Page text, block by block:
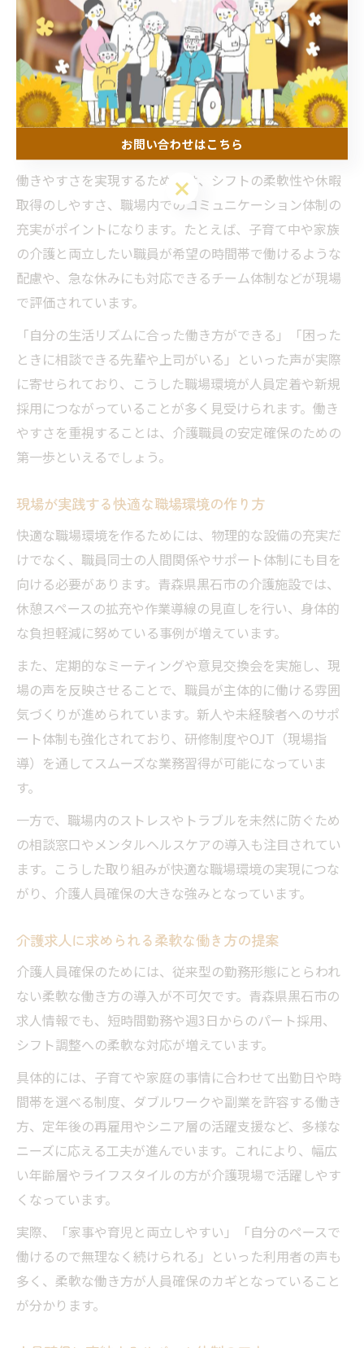
「働きやすさ」の実現です。介護の現場は体力や気配り
を求められるため、職員が安心して長く働き続けられる
環境づくりが不可欠となっています。特に青森県黒石市
のような地域では、高齢化が進み人手不足が深刻化して
いるため、職員の満足度を高める取り組みが求められて
働きやすさを実現するためには、シフトの柔軟性や休暇
取得のしやすさ、職場内でのコミュニケーション体制の
充実がポイントになります。たとえば、子育て中や家族
の介護と両立したい職員が希望の時間帯で働けるような
配慮や、急な休みにも対応できるチーム体制などが現場
で評価されています。
「自分の生活リズムに合った働き方ができる」「困った
ときに相談できる先輩や上司がいる」といった声が実際
に寄せられており、こうした職場環境が人員定着や新規
採用につながっていることが多く見受けられます。働き
やすさを重視することは、介護職員の安定確保のための
第一歩といえるでしょう。
現場が実践する快適な職場環境の作り方
快適な職場環境を作るためには、物理的な設備の充実だ
けでなく、職員同士の人間関係やサポート体制にも目を
向ける必要があります。青森県黒石市の介護施設では、
休憩スペースの拡充や作業導線の見直しを行い、身体的
な負担軽減に努めている事例が増えています。
また、定期的なミーティングや意見交換会を実施し、現
場の声を反映させることで、職員が主体的に働ける雰囲
気づくりが進められています。新人や未経験者へのサポ
ート体制も強化されており、研修制度やOJT（現場指
導）を通してスムーズな業務習得が可能になっていま
す。
一方で、職場内のストレスやトラブルを未然に防ぐため
の相談窓口やメンタルヘルスケアの導入も注目されてい
ます。こうした取り組みが快適な職場環境の実現につな
がり、介護人員確保の大きな強みとなっています。
介護求人に求められる柔軟な働き方の提案
介護人員確保のためには、従来型の勤務形態にとらわれ
ない柔軟な働き方の導入が不可欠です。青森県黒石市の
求人情報でも、短時間勤務や週3日からのパート採用、
シフト調整への柔軟な対応が増えています。
具体的には、子育てや家庭の事情に合わせて出勤日や時
間帯を選べる制度、ダブルワークや副業を許容する働き
方、定年後の再雇用やシニア層の活躍支援など、多様な
ニーズに応える工夫が進んでいます。これにより、幅広
い年齢層やライフスタイルの方が介護現場で活躍しやす
くなっています。
実際、「家事や育児と両立しやすい」「自分のペースで
働けるので無理なく続けられる」といった利用者の声も
多く、柔軟な働き方が人員確保のカギとなっていること
が分かります。
お問い合わせはこちら
お問い合わせはこちら